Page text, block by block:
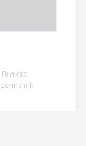
Γενικές
permalink